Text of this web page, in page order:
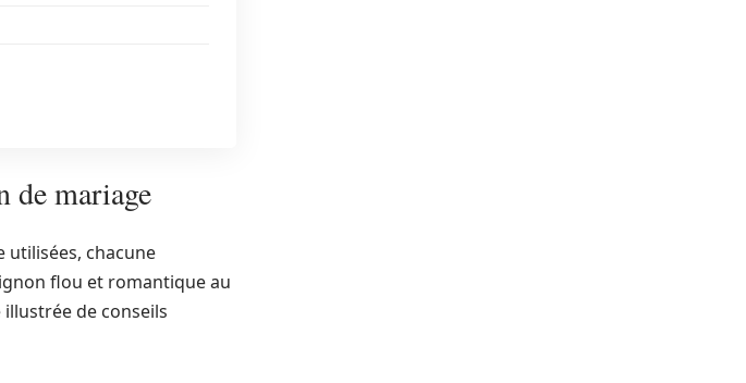
de mariage
utilisées, chacune
flou et romantique au
de conseils